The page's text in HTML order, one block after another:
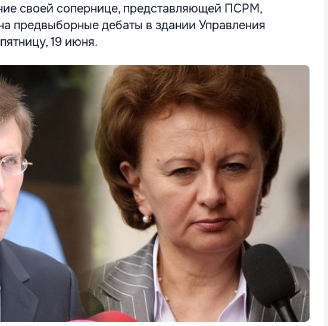
своей сопернице, представляющей ПСРМ,
предвыборные дебаты в здании Управления
19 июня.